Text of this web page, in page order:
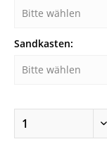
Sandkasten: